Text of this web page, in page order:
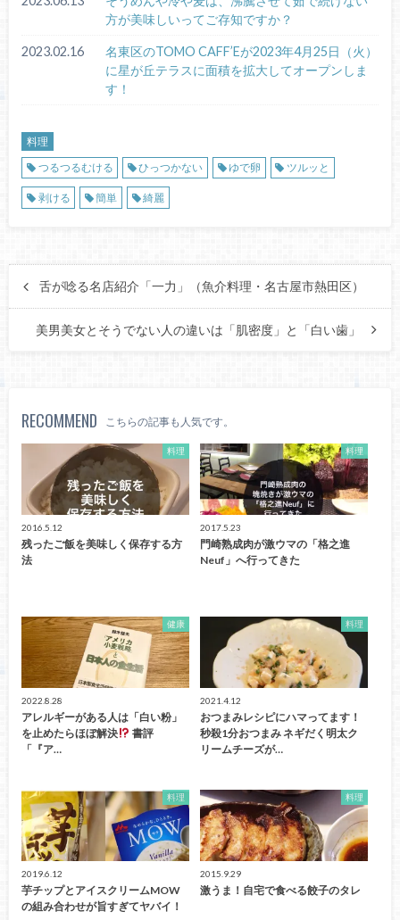
方が美味しいってご存知ですか？
2023.02.16
名東区のTOMO CAFF’Eが2023年4月25日（火）
に星が丘テラスに面積を拡大してオープンしま
す！
料理
つるつるむける
ひっつかない ゆで卵 ツルッと
剥ける 簡単 綺麗
舌が唸る名店紹介「一力」（魚介料理・名古屋市熱田区）
美男美女とそうでない人の違いは「肌密度」と「白い歯」
RECOMMEND こちらの記事も人気です。
料理
2016.5.12
残ったご飯を美味しく保存する方
法
料理
2017.5.23
門崎熟成肉が激ウマの「格之進
Neuf」へ行ってきた
健康
2022.8.28
アレルギーがある人は「白い粉」
を止めたらほぼ解決
書評
「『ア…
料理
2021.4.12
おつまみレシピにハマってます！
秒殺1分おつまみ ネギだく明太ク
リームチーズが…
料理
2019.6.12
芋チップとアイスクリームMOW
の組み合わせが旨すぎてヤバイ！
料理
2015.9.29
激うま！自宅で食べる餃子のタレ